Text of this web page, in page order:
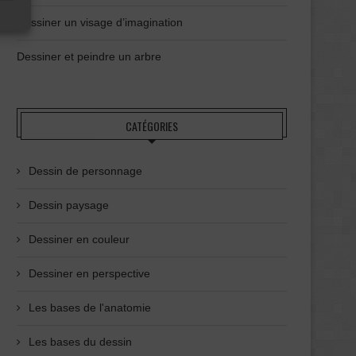
Dessiner un visage d’imagination
Dessiner et peindre un arbre
CATÉGORIES
Dessin de personnage
Dessin paysage
Dessiner en couleur
Dessiner en perspective
Les bases de l'anatomie
Les bases du dessin